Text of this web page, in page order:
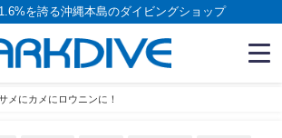
を誇る沖縄本島のダイビングショップ
メにカメにロウニンに！